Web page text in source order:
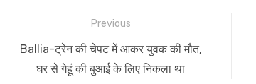
navigation
Previous
Previous
post:
Ballia-ट्रेन की चेपट में आकर युवक की मौत,
घर से गेहूं की बुआई के लिए निकला था